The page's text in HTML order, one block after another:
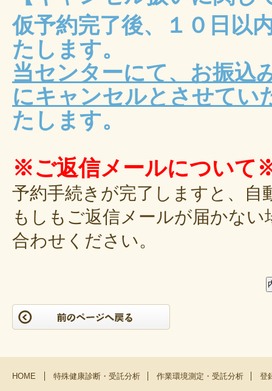
仮予約完了後、１０日以
たします。
当センターにて、お振込
にキャンセルとさせてい
たします。
※ご返信メールについて
予約手続きが完了しますと、
もしもご返信メールが届かな
合わせください。
HOME 特殊健康診断・受託分析 作業環境測定・受託分析 登